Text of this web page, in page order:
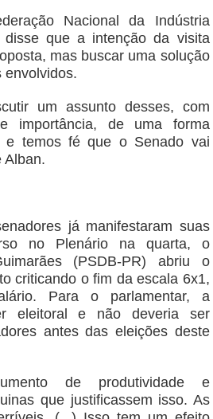
Nacional da Indústria
disse que a intenção da visita
mas buscar uma solução
envolvidos.
um assunto desses, com
importância, de uma forma
e temos fé que o Senado vai
já manifestaram suas
no Plenário na quarta, o
(PSDB-PR) abriu o
criticando o fim da escala 6x1,
Para o parlamentar, a
eleitoral e não deveria ser
antes das eleições deste
de produtividade e
que justificassem isso. As